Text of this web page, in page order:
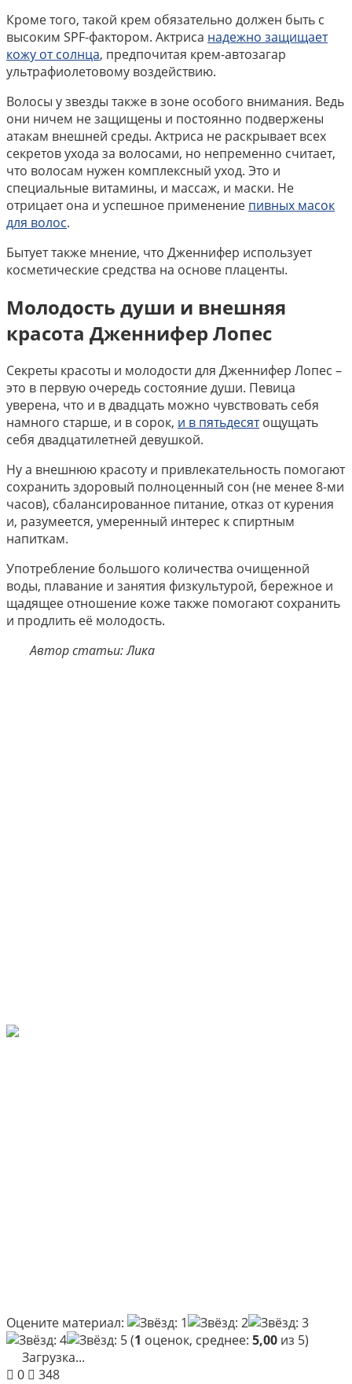
Кроме того, такой крем обязательно должен быть с
высоким SPF-фактором. Актриса надежно защищает
кожу от солнца, предпочитая крем-автозагар
ультрафиолетовому воздействию.
Волосы у звезды также в зоне особого внимания. Ведь
они ничем не защищены и постоянно подвержены
атакам внешней среды. Актриса не раскрывает всех
секретов ухода за волосами, но непременно считает,
что волосам нужен комплексный уход. Это и
специальные витамины, и массаж, и маски. Не
отрицает она и успешное применение пивных масок
для волос.
Бытует также мнение, что Дженнифер использует
косметические средства на основе плаценты.
Молодость души и внешняя
красота Дженнифер Лопес
Секреты красоты и молодости для Дженнифер Лопес –
это в первую очередь состояние души. Певица
уверена, что и в двадцать можно чувствовать себя
намного старше, и в сорок, и в пятьдесятощущать
себя двадцатилетней девушкой.
Ну а внешнюю красоту и привлекательность помогают
сохранить здоровый полноценный сон (не менее 8-ми
часов), сбалансированное питание, отказ от курения
и, разумеется, умеренный интерес к спиртным
напиткам.
Употребление большого количества очищенной
воды, плавание и занятия физкультурой, бережное и
щадящее отношение коже также помогают сохранить
и продлить её молодость.
Автор статьи: Лика
Оцените материал:
(1 оценок, среднее: 5,00 из 5)
Загрузка...
0
348